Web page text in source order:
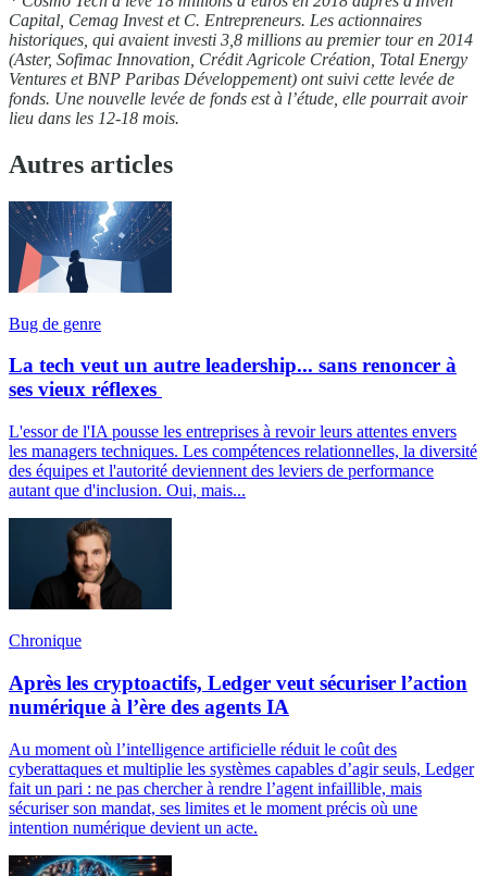
Capital, Cemag Invest et C. Entrepreneurs. Les actionnaires
historiques, qui avaient investi 3,8 millions au premier tour en 2014
(Aster, Sofimac Innovation, Crédit Agricole Création, Total Energy
Ventures et BNP Paribas Développement) ont suivi cette levée de
fonds. Une nouvelle levée de fonds est à l’étude , elle pourrait avoir
lieu dans les 12-18 mois.
Autres articles
Bug de genre
La tech veut un autre leadership... sans renoncer à
ses vieux réflexes
L'essor de l'IA pousse les entreprises à revoir leurs attentes envers
les managers techniques. Les compétences relationnelles, la diversité
des équipes et l'autorité deviennent des leviers de performance
autant que d'inclusion. Oui, mais...
Chronique
Après les cryptoactifs, Ledger veut sécuriser l’action
numérique à l’ère des agents IA
Au moment où l’intelligence artificielle réduit le coût des
cyberattaques et multiplie les systèmes capables d’agir seuls, Ledger
fait un pari : ne pas chercher à rendre l’agent infaillible, mais
sécuriser son mandat, ses limites et le moment précis où une
intention numérique devient un acte.